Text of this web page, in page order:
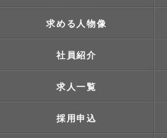
求める人物像
社員紹介
求人一覧
採用申込